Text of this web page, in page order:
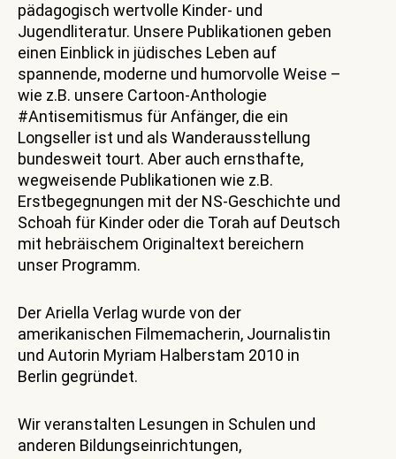
pädagogisch wertvolle Kinder- und
Jugendliteratur. Unsere Publikationen geben
einen Einblick in jüdisches Leben auf
spannende, moderne und humorvolle Weise –
wie z.B. unsere Cartoon-Anthologie
#Antisemitismus für Anfänger, die ein
Longseller ist und als Wanderausstellung
bundesweit tourt. Aber auch ernsthafte,
wegweisende Publikationen wie z.B.
Erstbegegnungen mit der NS-Geschichte und
Schoah für Kinder oder die Torah auf Deutsch
mit hebräischem Originaltext bereichern
unser Programm.
Der Ariella Verlag wurde von der
amerikanischen Filmemacherin, Journalistin
und Autorin Myriam Halberstam 2010 in
Berlin gegründet.
Wir veranstalten Lesungen in Schulen und
anderen Bildungseinrichtungen,